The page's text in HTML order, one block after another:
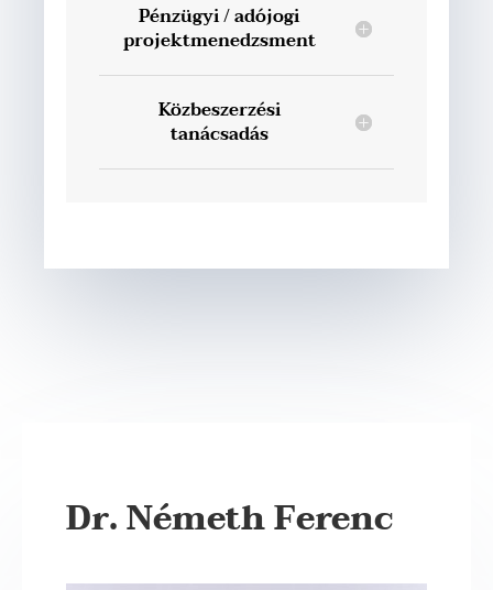
Pénzügyi / adójogi
projektmenedzsment
Közbeszerzési
tanácsadás
Dr. Németh Ferenc